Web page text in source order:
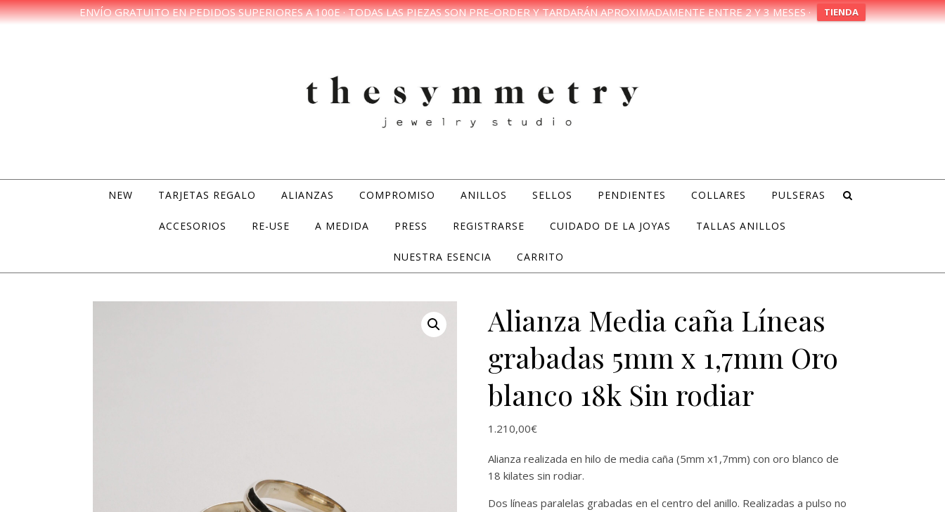
ENVÍO GRATUITO EN PEDIDOS SUPERIORES A 100E · TODAS LAS PIEZAS SON PRE-ORDER Y TARDARÁN APROXIMADAMENTE ENTRE 2 Y 3 MESES · TIENDA
NEW TARJETAS REGALO ALIANZAS COMPROMISO ANILLOS SELLOS PENDIENTES COLLARES PULSERAS
ACCESORIOS RE-USE A MEDIDA PRESS REGISTRARSE CUIDADO DE LA JOYAS TALLAS ANILLOS
NUESTRA ESENCIA CARRITO
Alianza Media caña Líneas
grabadas 5mm x 1,7mm Oro
blanco 18k Sin rodiar
1.210,00€
Alianza realizada en hilo de media caña (5mm x1,7mm) con oro blanco de
18 kilates sin rodiar.
Dos líneas paralelas grabadas en el centro del anillo. Realizadas a pulso no